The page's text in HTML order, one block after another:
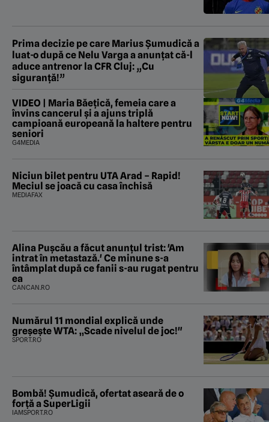
Prima decizie pe care Marius Șumudică a
luat-o după ce Nelu Varga a anunțat că-l
aduce antrenor la CFR Cluj: „Cu
siguranță!”
VIDEO | Maria Băețică, femeia care a
învins cancerul și a ajuns triplă
campioană europeană la haltere pentru
seniori
G4MEDIA
Niciun bilet pentru UTA Arad – Rapid!
Meciul se joacă cu casa închisă
MEDIAFAX
Alina Pușcău a făcut anunțul trist: 'Am
intrat în metastază.' Ce minune s-a
întâmplat după ce fanii s-au rugat pentru
ea
CANCAN.RO
Numărul 11 mondial explică unde
greșește WTA: „Scade nivelul de joc!"
SPORT.RO
Bombă! Șumudică, ofertat aseară de o
forță a SuperLigii
IAMSPORT.RO